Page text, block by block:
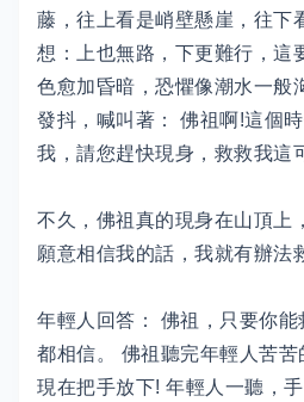
藤，往上看是峭壁懸崖，往下
想：上也無路，下更難行，這
色愈加昏暗，恐懼像潮水一般
發抖，喊叫著： 佛祖啊!這個
我，請您趕快現身，救救我這
不久，佛祖真的現身在山頂上
願意相信我的話，我就有辦法
年輕人回答： 佛祖，只要你
都相信。 佛祖聽完年輕人苦
現在把手放下! 年輕人一聽，